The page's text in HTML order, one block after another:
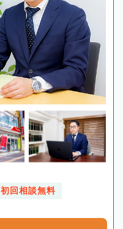
初回相談無料